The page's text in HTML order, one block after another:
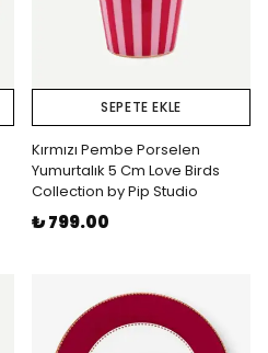
SEPETE EKLE
Kırmızı Pembe Porselen
Yumurtalık 5 Cm Love Birds
Collection by Pip Studio
₺ 799.00